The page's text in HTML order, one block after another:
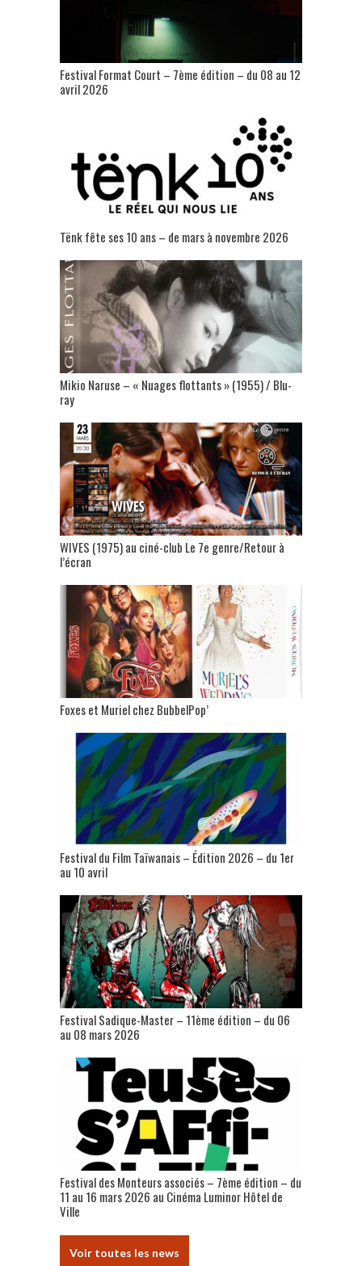
Festival Format Court – 7ème édition – du 08 au 12
avril 2026
Tënk fête ses 10 ans – de mars à novembre 2026
Mikio Naruse – « Nuages flottants » (1955) / Blu-
ray
WIVES (1975) au ciné-club Le 7e genre/Retour à
l’écran
Foxes et Muriel chez BubbelPop’
Festival du Film Taïwanais – Édition 2026 – du 1er
au 10 avril
Festival Sadique-Master – 11ème édition – du 06
au 08 mars 2026
Festival des Monteurs associés – 7ème édition – du
11 au 16 mars 2026 au Cinéma Luminor Hôtel de
Ville
Voir toutes les news